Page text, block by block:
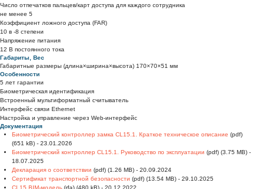
Число отпечатков пальцев/карт доступа для каждого сотрудника
не менее 5
Коэффициент ложного доступа (FAR)
10 в -8 степени
Напряжение питания
12 В постоянного тока
Габариты, Вес
Габаритные размеры (длина×ширина×высота) 170×70×51 мм
Особенности
5 лет гарантии
Биометрическая идентификация
Встроенный мультиформатный считыватель
Интерфейс связи Ethernet
Настройка и управление через Web-интерфейс
Документация
Биометрический контроллер замка CL15.1. Краткое техническое описание (pdf)
(651 kB) - 23.01.2026
Биометрический контроллер CL15.1. Руководство по эксплуатации (pdf) (3.75 MB) -
18.07.2025
Декларация о соответствии (pdf) (1.26 MB) - 20.09.2024
Сертификат транспортной безопасности (pdf) (13.54 MB) - 29.10.2025
CL15 BIM-модель (rfa) (480 kB) - 20.12.2022